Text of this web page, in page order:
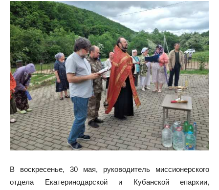
В воскресенье, 30 мая, руководитель миссионерского
отдела Екатеринодарской и Кубанской епархии,